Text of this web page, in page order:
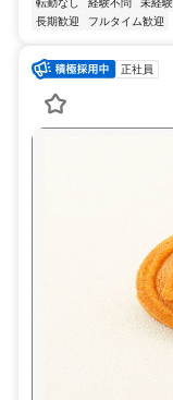
転勤なし
経験不問 未経
長期歓迎
フルタイム歓迎
正社員